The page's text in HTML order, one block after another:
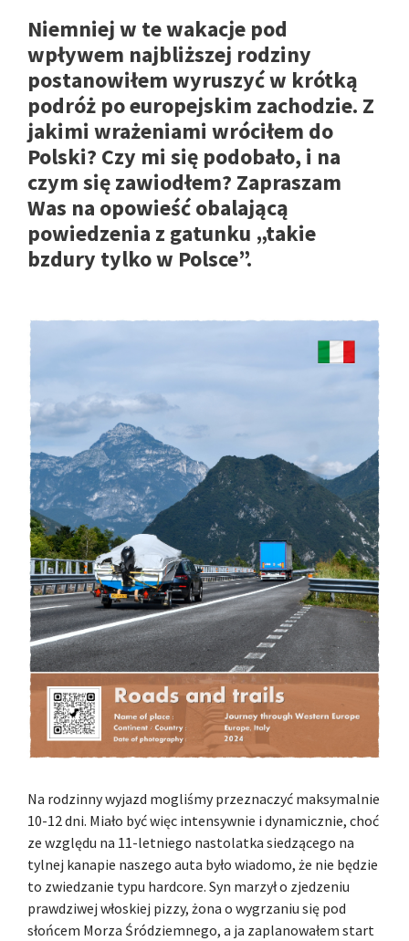
Niemniej w te wakacje pod
wpływem najbliższej rodziny
postanowiłem wyruszyć w krótką
podróż po europejskim zachodzie. Z
jakimi wrażeniami wróciłem do
Polski? Czy mi się podobało, i na
czym się zawiodłem? Zapraszam
Was na opowieść obalającą
powiedzenia z gatunku „takie
bzdury tylko w Polsce”.
Na rodzinny wyjazd mogliśmy przeznaczyć maksymalnie
10-12 dni. Miało być więc intensywnie i dynamicznie, choć
ze względu na 11-letniego nastolatka siedzącego na
tylnej kanapie naszego auta było wiadomo, że nie będzie
to zwiedzanie typu hardcore. Syn marzył o zjedzeniu
prawdziwej włoskiej pizzy, żona o wygrzaniu się pod
słońcem Morza Śródziemnego, a ja zaplanowałem start